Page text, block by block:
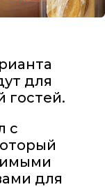
для
гостей.
с
для